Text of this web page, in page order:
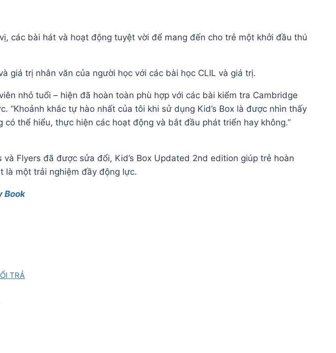
các bài hát và hoạt động tuyệt vời để mang đến cho trẻ một khởi đầu thú
giá trị nhân văn của người học với các bài học CLIL và giá trị.
nhỏ tuổi – hiện đã hoàn toàn phù hợp với các bài kiểm tra Cambridge
khắc tự hào nhất của tôi khi sử dụng Kid’s Box là được nhìn thấy
thể hiểu, thực hiện các hoạt động và bắt đầu phát triển hay không.”
Flyers đã được sửa đổi, Kid’s Box Updated 2nd edition giúp trẻ hoàn
là một trải nghiệm đầy động lực.
Book
TRẢ